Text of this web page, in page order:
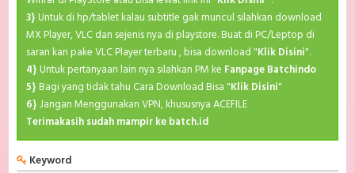
3} Untuk di hp/tablet kalau subtitle gak muncul silahkan download
MX Player, VLC dan sejenis nya di playstore. Buat di PC/Leptop di
saran kan pake VLC Player terbaru , bisa download "Klik Disini".
4} Untuk pertanyaan lain nya silahkan PM ke Fanpage Batchindo
5} Bagi yang tidak tahu Cara Download Bisa "Klik Disini"
6}Jangan Menggunakan VPN, khususnya ACEFILE
Terimakasih sudah mampir ke batch.id
Keyword